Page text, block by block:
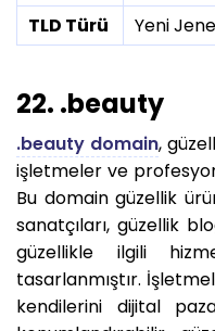
TLD Türü
Yeni
22. .beauty
.beauty domain,
işletmeler ve
Bu domain güzellik
sanatçıları, güzellik
güzellikle ilgili
tasarlanmıştır.
kendilerini dijital